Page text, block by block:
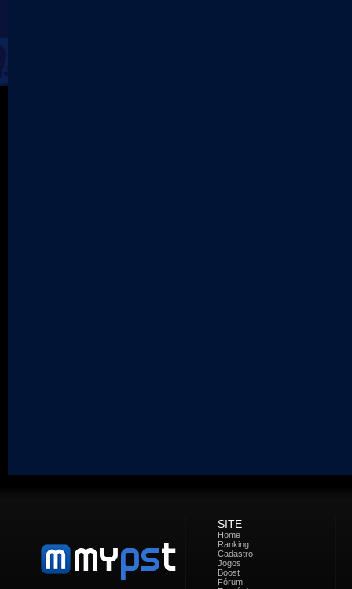
SITE
Home
Ranking
Cadastro
Jogos
Boost
Fórum